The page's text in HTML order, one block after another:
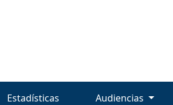
Estadísticas Audiencias